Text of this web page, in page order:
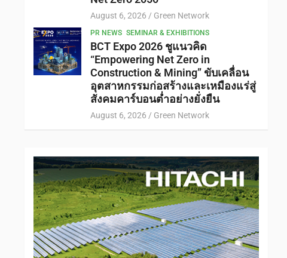
August 6, 2026 Green Network
PR NEWS SEMINAR & EXHIBITIONS
BCT Expo 2026 ชูแนวคิด
“Empowering Net Zero in
Construction & Mining” ขับเคลื่อน
อุตสาหกรรมก่อสร้างและเหมืองแร่สู่
สังคมคาร์บอนต่ำอย่างยั่งยืน
August 6, 2026 Green Network